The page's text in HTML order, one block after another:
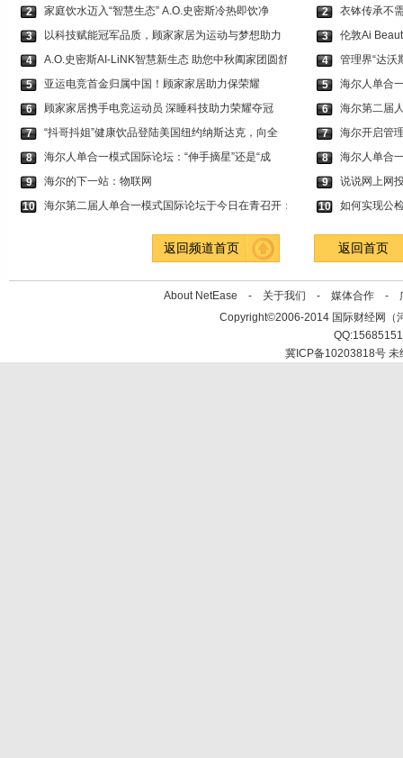
2
家庭饮水迈入“智慧生态” A.O.史密斯冷热即饮净
3
以科技赋能冠军品质，顾家家居为运动与梦想助力
4
A.O.史密斯AI-LiNK智慧新生态 助您中秋阖家团圆舒
5
亚运电竞首金归属中国！顾家家居助力保荣耀
6
顾家家居携手电竞运动员 深睡科技助力荣耀夺冠
7
“抖哥抖姐”健康饮品登陆美国纽约纳斯达克，向全
8
海尔人单合一模式国际论坛：“伸手摘星”还是“成
9
海尔的下一站：物联网
10
海尔第二届人单合一模式国际论坛于今日在青召开：
2
衣钵传承不
3
伦敦Ai
4
管理界“达沃
5
海尔人单合
6
海尔第二届
7
海尔开启管
8
海尔人单合
9
说说网上网
10
如何实现公
返回频道首页 返回首页
About NetEase - 关于我们 - 媒体合作 -
Copyright©2006-2014 国际财经网（
冀ICP备10203818号 未